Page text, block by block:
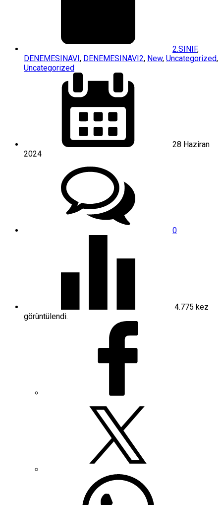
2.SINIF,
DENEMESINAVI, DENEMESINAVI2, New, Uncategorized,
Uncategorized
28 Haziran
2024
0
4.775 kez
görüntülendi.